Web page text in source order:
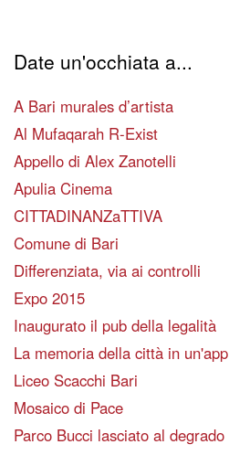
Date un'occhiata a...
A Bari murales d’artista
Al Mufaqarah R-Exist
Appello di Alex Zanotelli
Apulia Cinema
CITTADINANZaTTIVA
Comune di Bari
Differenziata, via ai controlli
Expo 2015
Inaugurato il pub della legalità
La memoria della città in un'app
Liceo Scacchi Bari
Mosaico di Pace
Parco Bucci lasciato al degrado